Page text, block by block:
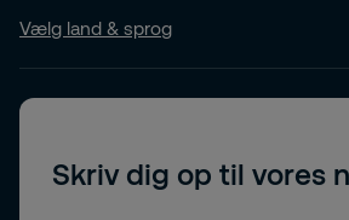
Vælg land & sprog
Skriv dig op til vores